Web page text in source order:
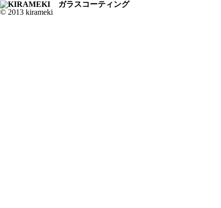
© 2013 kirameki